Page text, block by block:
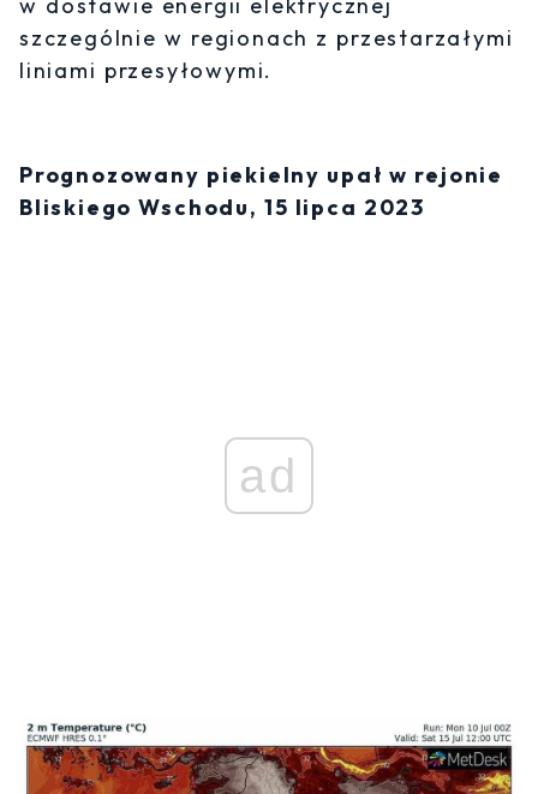
w dostawie energii elektrycznej
szczególnie w regionach z przestarzałymi
liniami przesyłowymi.
Prognozowany piekielny upał w rejonie
Bliskiego Wschodu, 15 lipca 2023
ad